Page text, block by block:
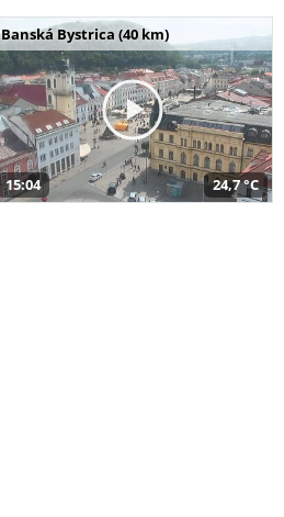
Banská Bystrica (40 km)
15:04 24,7 °C